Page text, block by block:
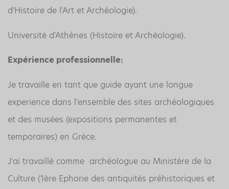
d'Histoire de l'Art et Archéologie).
Université d'Athènes (Histoire et Archéologie).
Expérience professionnelle:
Je travaille en tant que guide ayant une longue
experience dans l'ensemble des sites archéologiques
et des musées (expositions permanentes et
temporaires) en Grèce.
J'ai travaillé comme archéologue au Ministère de la
Culture (1ère Ephorie des antiquités préhistoriques et